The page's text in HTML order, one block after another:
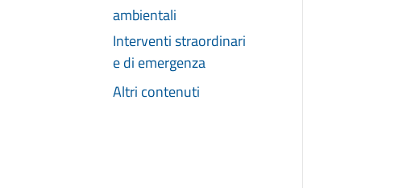
ambientali
Interventi straordinari
e di emergenza
Altri contenuti